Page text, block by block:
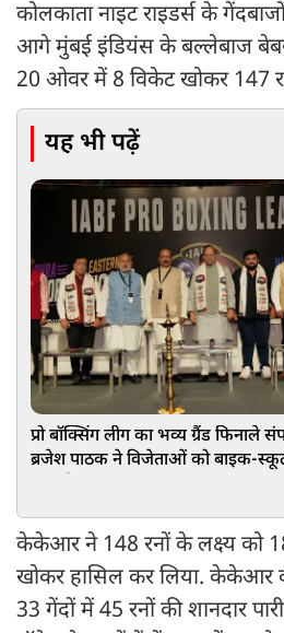
कोलकाता नाइट राइडर्स के
आगे मुंबई इंडियंस के बल्लेबाज
20 ओवर में 8 विकेट खोकर 147
यह भी पढ़ें
प्रो बॉक्सिंग लीग का भव्य ग्रैंड फिनाले
ब्रजेश पाठक ने विजेताओं को बाइक-
केकेआर ने 148 रनों के लक्ष्य को
खोकर हासिल कर लिया. केकेआर
33 गेंदों में 45 रनों की शानदार